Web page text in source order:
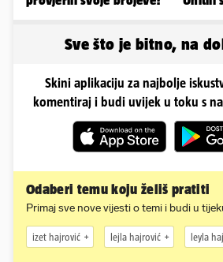
Sve što je bitno, na
Skini aplikaciju za najbolje
komentiraj i budi uvijek u toku s
Odaberi temu koju želiš pratiti
Primaj sve nove vijesti o temi i budi u
izet hajrović lejla hajrović leyla